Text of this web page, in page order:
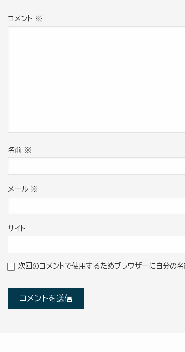
コメント ※
名前 ※
メール ※
サイト
次回のコメントで使用するためブラウザーに自分の名